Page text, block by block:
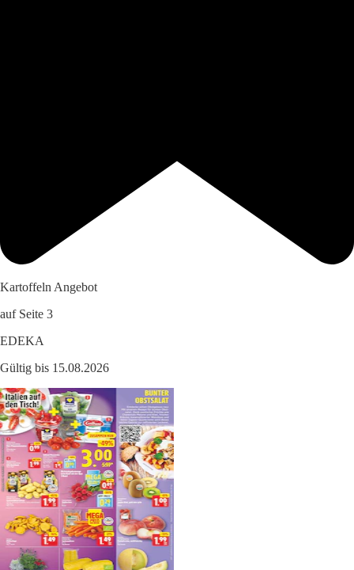
Kartoffeln Angebot
auf Seite 3
EDEKA
Gültig bis 15.08.2026